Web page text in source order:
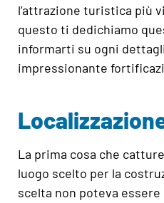
l’attrazione turistica più
questo ti dedichiamo
informarti su ogni
impressionante
La prima cosa che
luogo scelto per la
scelta non poteva